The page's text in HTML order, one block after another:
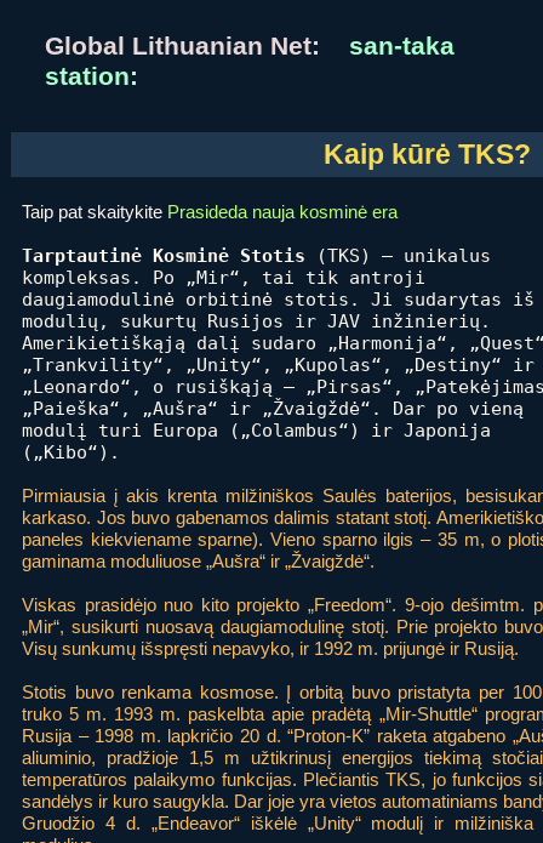
Global Lithuanian Net: san-taka
station:
Kaip kūrė TKS?
Taip pat skaitykite Prasideda nauja kosminė era
Tarptautinė Kosminė Stotis (TKS) – unikalus
kompleksas. Po „Mir“, tai tik antroji
daugiamodulinė orbitinė stotis. Ji sudarytas iš
modulių, sukurtų Rusijos ir JAV inžinierių.
Amerikietiškąją dalį sudaro „Harmonija“,
„Trankvility“, „Unity“, „Kupolas“, „Destiny“ ir
„Leonardo“, o rusiškąją – „Pirsas“,
„Paieška“, „Aušra“ ir „Žvaigždė“. Dar po vieną
modulį turi Europa („Colambus“) ir Japonija
(„Kibo“).
Pirmiausia į akis krenta milžiniškos Saulės baterijos,
karkaso. Jos buvo gabenamos dalimis statant stotį.
paneles kiekviename sparne). Vieno sparno ilgis – 35 m, o
gaminama moduliuose „Aušra“ ir „Žvaigždė“.
Viskas prasidėjo nuo kito projekto „Freedom“. 9-ojo dešimtm.
„Mir“, susikurti nuosavą daugiamodulinę stotį. Prie projekto
Visų sunkumų išspręsti nepavyko, ir 1992 m. prijungė ir Rusiją.
Stotis buvo renkama kosmose. Į orbitą buvo pristatyta per
truko 5 m. 1993 m. paskelbta apie pradėtą „Mir-Shuttle“
Rusija – 1998 m. lapkričio 20 d. “Proton-K” raketa atgabeno
aliuminio, pradžioje 1,5 m užtikrinusį energijos tiekimą
temperatūros palaikymo funkcijas. Plečiantis TKS, jo funkcijos
sandėlys ir kuro saugykla. Dar joje yra vietos automatiniams
Gruodžio 4 d. „Endeavor“ iškėlė „Unity“ modulį ir milžiniška